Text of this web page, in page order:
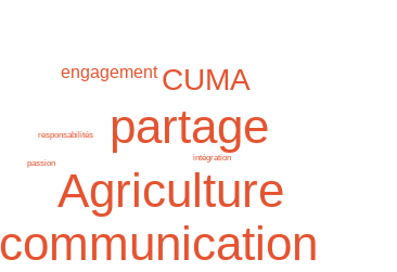
Agriculture
communication
partage
CUMA
engagement
intégration
responsabilités
passion